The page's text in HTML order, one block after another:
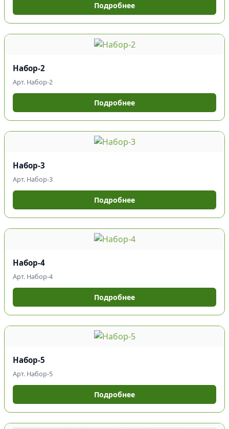
Подробнее
Набор-2
Арт. Набор-2
Подробнее
Набор-3
Арт. Набор-3
Подробнее
Набор-4
Арт. Набор-4
Подробнее
Набор-5
Арт. Набор-5
Подробнее